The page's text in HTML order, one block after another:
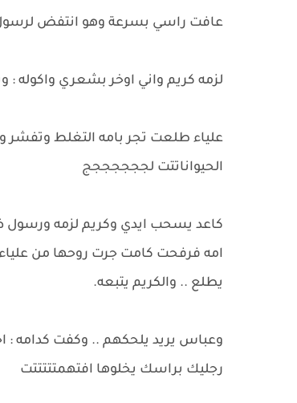
عافت راسي بسرعة وهو انتفض لرسول
لزمه كريم واني اوخر بشعري واكوله :
علياء طلعت تجر بامه التغلط وتفشر
الحيواناتتت لججججججج
كاعد يسحب ايدي وكريم لزمه ورسول
امه فرفحت كامت جرت روحها من
يطلع .. والكريم يتبعه.
وعباس يريد يلحكهم .. وكفت كدامه :
رجليك براسك يخلوها افتهمتتتتتت